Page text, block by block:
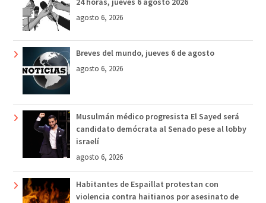
agosto 6, 2026
Breves del mundo, jueves 6 de agosto
agosto 6, 2026
Musulmán médico progresista El Sayed será
candidato demócrata al Senado pese al lobby
israelí
agosto 6, 2026
Habitantes de Espaillat protestan con
violencia contra haitianos por asesinato de